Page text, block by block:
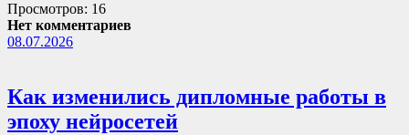
Просмотров: 16
Нет комментариев
08.07.2026
Как изменились дипломные работы в
эпоху нейросетей